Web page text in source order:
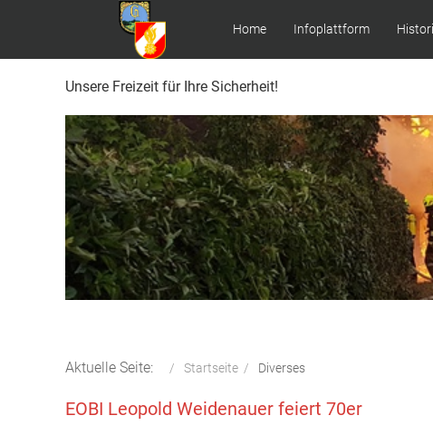
Home Infoplattform
Unsere Freizeit für Ihre Sicherheit!
Aktuelle Seite: Startseite Diverses
EOBI Leopold Weidenauer feiert 70er